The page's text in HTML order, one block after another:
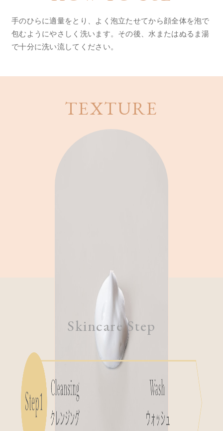
手のひらに適量をとり、よく泡立たせてから顔全体を泡で
包むようにやさしく洗います。 その後、水またはぬるま湯
で十分に洗い流してください。
TEXTURE
Skincare Step